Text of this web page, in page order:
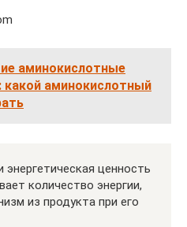
аминокислотные
какой аминокислотный
ценность
количество энергии,
из продукта при его